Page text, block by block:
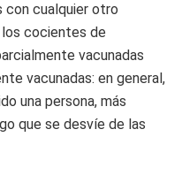
con cualquier otro
cocientes de
vacunadas
vacunadas: en general,
una persona, más
que se desvíe de las